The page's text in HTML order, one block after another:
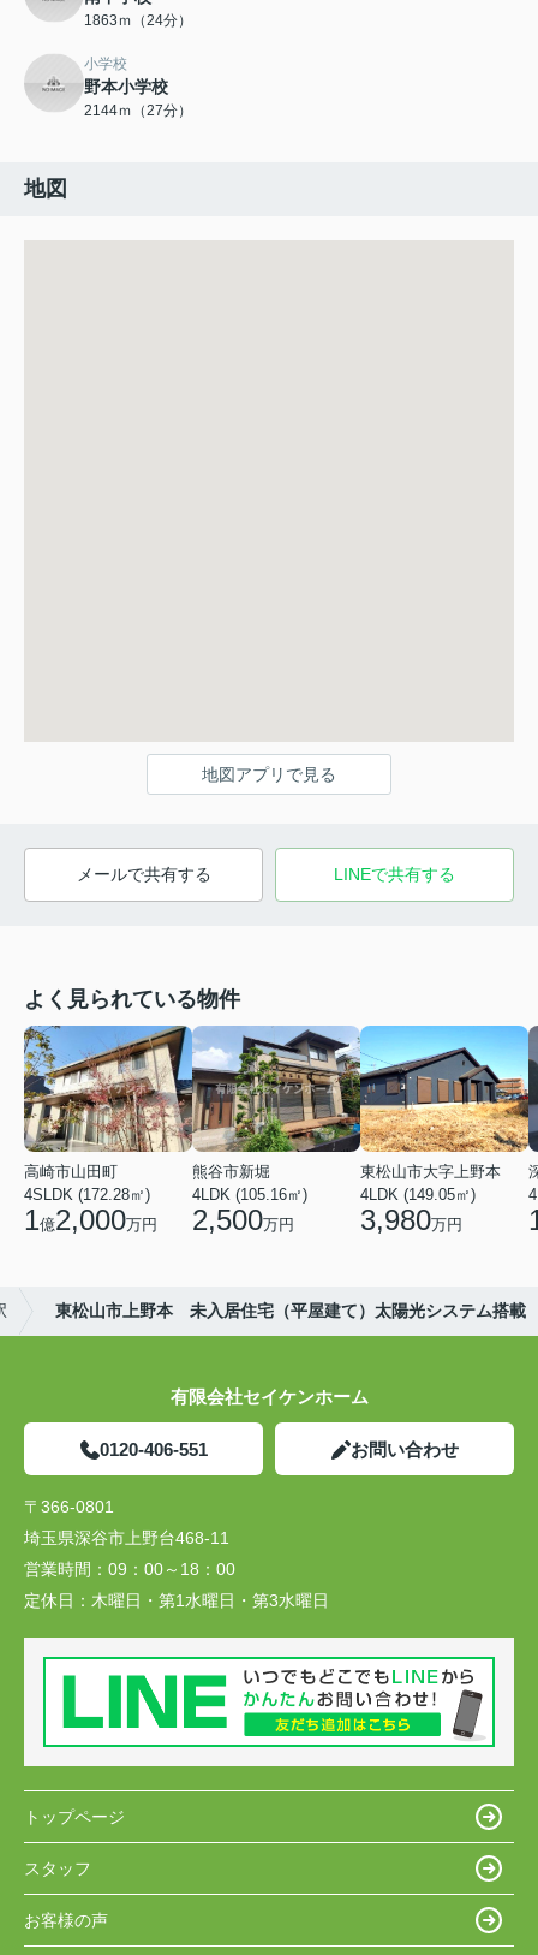
1863ｍ（24分）
小学校
野本小学校
2144ｍ（27分）
地図
地図アプリで見る
メールで共有する LINEで共有する
よく見られている物件
高崎市山田町
4SLDK (172.28㎡)
1億2,000万円
熊谷市新堀
4LDK (105.16㎡)
2,500万円
東松山市大字上野本
4LDK (149.05㎡)
3,980万円
東松山市上野本 未入居住宅（平屋建て）太陽光システム搭載
有限会社セイケンホーム
0120-406-551 お問い合わせ
〒366-0801
埼玉県深谷市上野台468-11
営業時間： 09：00～18：00
定休日： 木曜日・第1水曜日・第3水曜日
トップページ
スタッフ
お客様の声